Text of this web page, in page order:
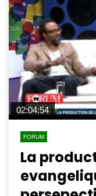
02:04:54
FORUM
La